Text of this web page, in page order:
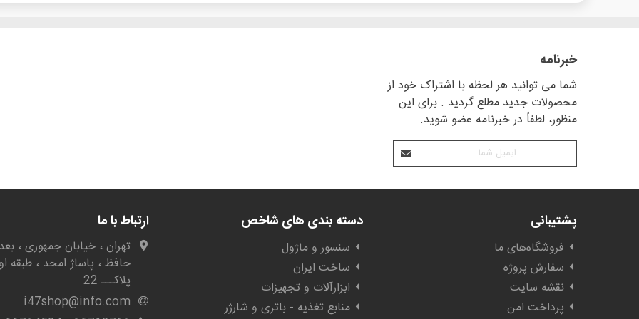
خبرنامه
شما می توانید هر لحظه با اشتراک خود از
محصولات جدید مطلع گردید . برای این
منظور، لطفاً در خبرنامه عضو شوید.
پشتیبانی
فروشگاه‌های ما
سفارش پروژه
نقشه سایت
پرداخت امن
دسته بندی های شاخص
سنسور و ماژول
ساخت ایران
ابزارآلات و تجهیزات
منابع تغذیه - باتری و شارژر
ارتباط با ما
تهران ، خیابان جمهوری ،
حافظ ، پاساژ امجد ، طبقه
پلاکـــ 22
i47shop@info.com